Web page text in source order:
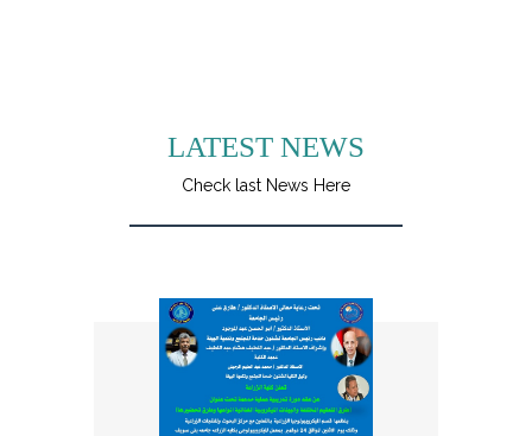
LATEST NEWS
Check last News Here